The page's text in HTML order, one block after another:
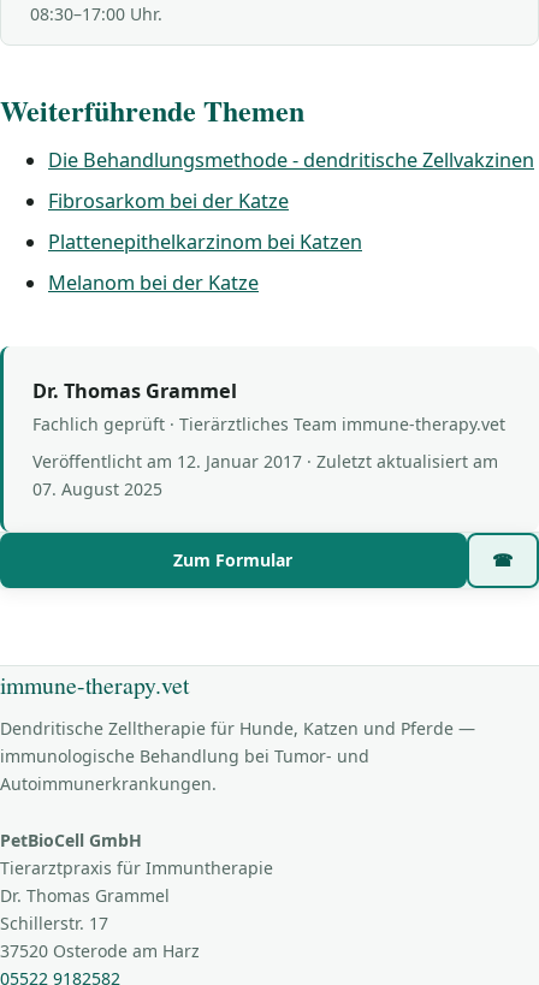
08:30–17:00 Uhr.
Weiterführende Themen
Die Behandlungsmethode - dendritische Zellvakzinen
Fibrosarkom bei der Katze
Plattenepithelkarzinom bei Katzen
Melanom bei der Katze
Dr. Thomas Grammel
Fachlich geprüft · Tierärztliches Team immune-therapy.vet
Veröffentlicht am 12. Januar 2017 · Zuletzt aktualisiert am
07. August 2025
Zum Formular ☎
immune-therapy.vet
Dendritische Zelltherapie für Hunde, Katzen und Pferde —
immunologische Behandlung bei Tumor- und
Autoimmunerkrankungen.
PetBioCell GmbH
Tierarztpraxis für Immuntherapie
Dr. Thomas Grammel
Schillerstr. 17
37520 Osterode am Harz
05522 9182582